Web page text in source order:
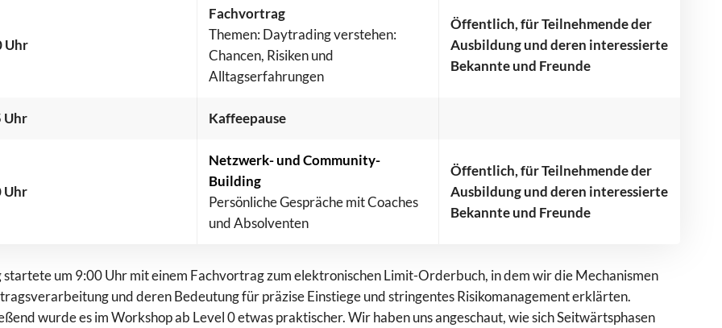
Uhr
Fachvortrag
Themen: Daytrading verstehen:
Chancen, Risiken und
Alltagserfahrungen
Öffentlich, für Teilnehmende der
Ausbildung und deren interessierte
Bekannte und Freunde
Uhr Kaffeepause
Uhr
Netzwerk- und Community-
Building
Persönliche Gespräche mit Coaches
und Absolventen
Öffentlich, für Teilnehmende der
Ausbildung und deren interessierte
Bekannte und Freunde
startete um 9:00 Uhr mit einem Fachvortrag zum elektronischen Limit-Orderbuch, in dem wir die Mechanismen
und deren Bedeutung für präzise Einstiege und stringentes Risikomanagement erklärten.
wurde es im Workshop ab Level 0 etwas praktischer. Wir haben uns angeschaut, wie sich Seitwärtsphasen